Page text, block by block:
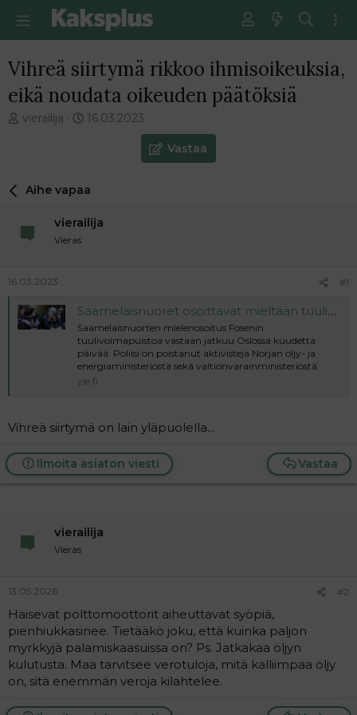
Vihreä siirtymä rikkoo ihmisoikeuksia,
eikä noudata oikeuden päätöksiä
V
e
t
n
l
o
vierailija
E
m
i
e
s
t
i
16.03.2023
Vastaa
Aihe vapaa
vierailija
Vieras
16.03.2023 #1
Saamelaisnuoret osoittavat mieltään tuulivoimaloita vastaan Oslossa, koska Norja ei ole noudattanut korkeimman oikeuden päätöstä
Saamelaisnuorten mielenosoitus Fosenin
tuulivoimapuistoa vastaan jatkuu Oslossa kuudetta
päivää. Poliisi on poistanut aktivisteja Norjan öljy- ja
energiaministeriöstä sekä valtionvarainministeriöstä.
yle.fi
Vihreä siirtymä on lain yläpuolella...
Vastaa
Ilmoita asiaton viesti
vierailija
Vieras
13.05.2026 #2
Haisevat polttomoottorit aiheuttavat syöpiä,
pienhiukkasinee. Tietääkö joku, että kuinka paljon
myrkkyjä palamiskaasuissa on? Ps. Jatkakaa öljyn
kulutusta. Maa tarvitsee verotuloja, mitä kalliimpaa öljy
on, sitä enemmän veroja kilahtelee.